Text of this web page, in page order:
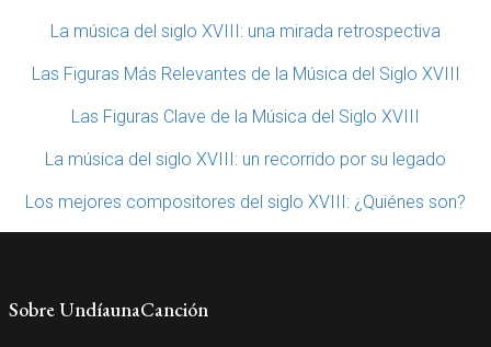
La música del siglo XVIII: una mirada retrospectiva
Las Figuras Más Relevantes de la Música del Siglo XVIII
Las Figuras Clave de la Música del Siglo XVIII
La música del siglo XVIII: un recorrido por su legado
Los mejores compositores del siglo XVIII: ¿Quiénes son?
Sobre UndíaunaCanción